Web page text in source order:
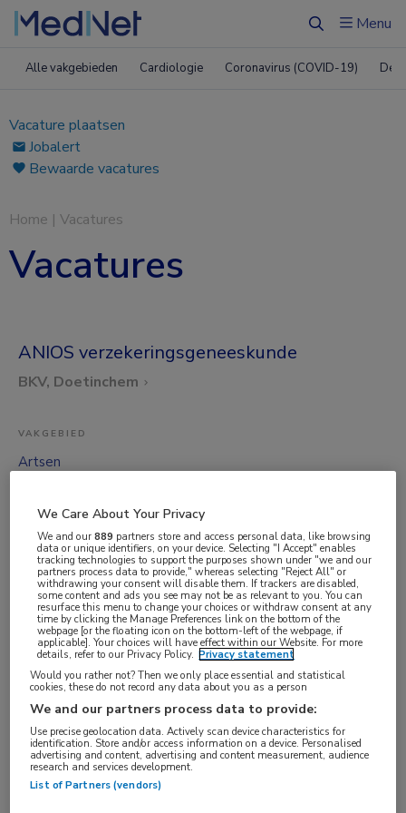
ZoekenMenu
Alle vakgebieden Cardiologie Coronavirus (COVID-19)
Vacature plaatsen
Jobalert
Bewaarde vacatures
Home | Vacatures
Vacatures
ANIOS verzekeringsgeneeskunde
BKV, Doetinchem
VAKGEBIED
Artsen
ANIOS
BRANCHE
Overige
AANSTELLING
Vaste aanstelling
PLAATSINGSDATUM
5 maart 2025
NIVEAU
ERVARING
Ervaren
DIENSTVERBAND
We Care About Your Privacy
We and our889 partners store and access personal data, like browsing
data or unique identifiers, on your device. Selecting "I Accept" enables
tracking technologies to support the purposes shown under "we and our
partners process data to provide," whereas selecting "Reject All" or
withdrawing your consent will disable them. If trackers are disabled,
some content and ads you see may not be as relevant to you. You can
resurface this menu to change your choices or withdraw consent at any
time by clicking the Manage Preferences link on the bottom of the
webpage [or the floating icon on the bottom-left of the webpage, if
applicable]. Your choices will have effect within our Website. For more
details, refer to our Privacy Policy. Privacy statement
Would you rather not? Then we only place essential and statistical
cookies, these do not record any data about you as a person
We and our partners process data to provide:
Use precise geolocation data. Actively scan device characteristics for
identification. Store and/or access information on a device. Personalised
advertising and content, advertising and content measurement, audience
research and services development.
List of Partners (vendors)